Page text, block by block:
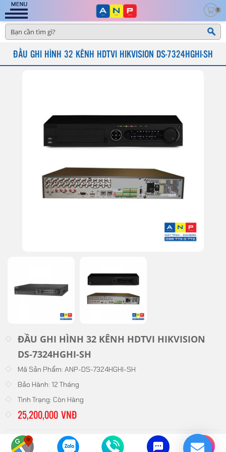
0
ĐẦU GHI HÌNH 32 KÊNH HDTVI HIKVISION DS-7324HGHI-SH
ĐẦU GHI HÌNH 32 KÊNH HDTVI HIKVISION
DS-7324HGHI-SH
Mã Sản Phẩm: ANP-DS-7324HGHI-SH
Bảo Hành: 12 Tháng
Tình Trạng: Còn Hàng
25,200,000 VNĐ
Danh Mục: Đầu Ghi Analog (DVR)